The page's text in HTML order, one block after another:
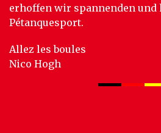
erhoffen wir spannenden
Pétanquesport.
Allez les boules
Nico Hogh